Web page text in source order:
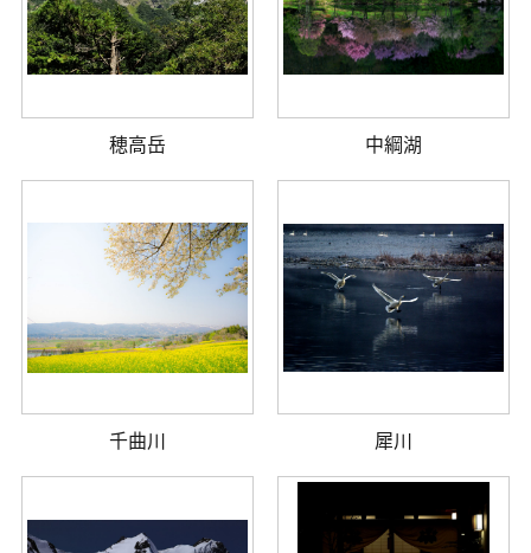
穂高岳 中綱湖
千曲川 犀川